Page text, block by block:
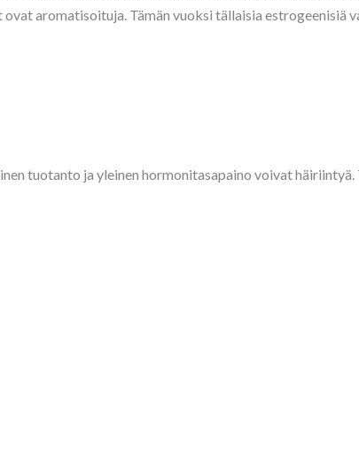
aromatisoituja. Tämän vuoksi tällaisia ​​estrogeenisiä
tuotanto ja yleinen hormonitasapaino voivat häiriintyä.